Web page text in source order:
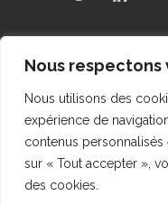
Nous
Nous utilisons des
expérience de
contenus personnalisés
sur « Tout accepter »,
des cookies.
Derniers
No public